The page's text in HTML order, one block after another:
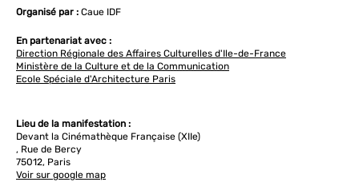
Organisé par : Caue IDF
En partenariat avec :
Direction Régionale des Affaires Culturelles d'Ile-de-France
Ministère de la Culture et de la Communication
Ecole Spéciale d'Architecture Paris
Lieu de la manifestation :
Devant la Cinémathèque Française (XIIe)
, Rue de Bercy
75012, Paris
Voir sur google map